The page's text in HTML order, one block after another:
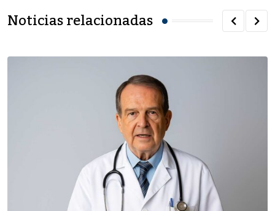
Noticias relacionadas